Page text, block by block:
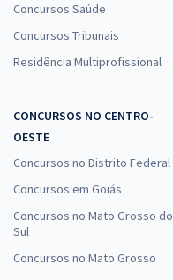
Concursos Saúde
Concursos Tribunais
Residência Multiprofissional
CONCURSOS NO CENTRO-
OESTE
Concursos no Distrito Federal
Concursos em Goiás
Concursos no Mato Grosso do
Sul
Concursos no Mato Grosso